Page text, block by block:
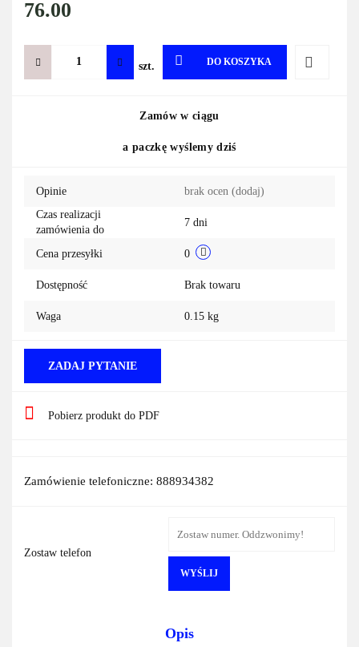
76.00
szt. DO KOSZYKA
Zamów w ciągu
a paczkę wyślemy dziś
Opinie brak ocen (dodaj)
Czas realizacji
zamówienia do
7 dni
Cena przesyłki 0
Dostępność Brak towaru
Waga 0.15 kg
ZADAJ PYTANIE
Pobierz produkt do PDF
Zamówienie telefoniczne: 888934382
Zostaw telefon
WYŚLIJ
Opis